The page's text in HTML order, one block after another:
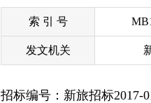
索 引 号
发文机关
招标编号：新旅招标2017-